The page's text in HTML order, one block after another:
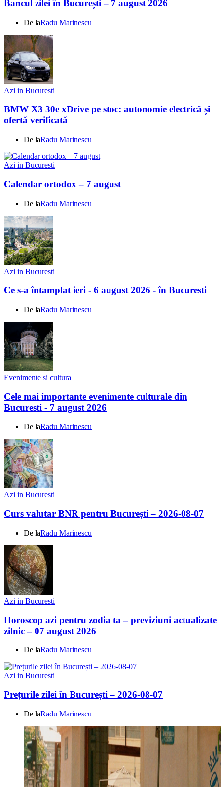
Bancul zilei în București – 7 august 2026
De laRadu Marinescu
Azi in Bucuresti
BMW X3 30e xDrive pe stoc: autonomie electrică și
ofertă verificată
De laRadu Marinescu
Azi in Bucuresti
Calendar ortodox – 7 august
De laRadu Marinescu
Azi in Bucuresti
Ce s-a întamplat ieri - 6 august 2026 - în Bucuresti
De laRadu Marinescu
Evenimente si cultura
Cele mai importante evenimente culturale din
Bucuresti - 7 august 2026
De laRadu Marinescu
Azi in Bucuresti
Curs valutar BNR pentru București – 2026-08-07
De laRadu Marinescu
Azi in Bucuresti
Horoscop azi pentru zodia ta – previziuni actualizate
zilnic – 07 august 2026
De laRadu Marinescu
Azi in Bucuresti
Prețurile zilei în București – 2026-08-07
De laRadu Marinescu